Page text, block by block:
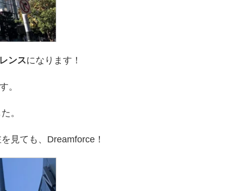
ンスになります！
。
。
見ても、Dreamforce！